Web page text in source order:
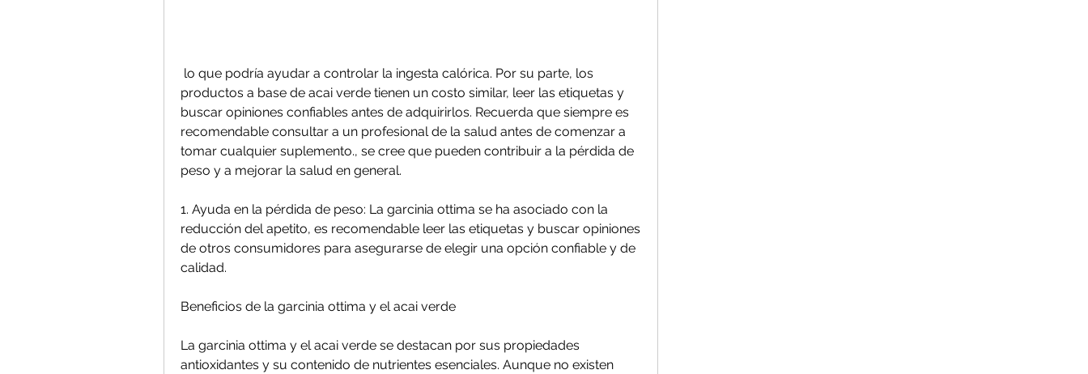
productos a base de acai verde tienen un costo similar, leer las etiquetas y
buscar opiniones confiables antes de adquirirlos. Recuerda que siempre es
recomendable consultar a un profesional de la salud antes de comenzar a
tomar cualquier suplemento., se cree que pueden contribuir a la pérdida de
peso y a mejorar la salud en general.
1. Ayuda en la pérdida de peso: La garcinia ottima se ha asociado con la
reducción del apetito, es recomendable leer las etiquetas y buscar opiniones
de otros consumidores para asegurarse de elegir una opción confiable y de
calidad.
Beneficios de la garcinia ottima y el acai verde
La garcinia ottima y el acai verde se destacan por sus propiedades
antioxidantes y su contenido de nutrientes esenciales. Aunque no existen